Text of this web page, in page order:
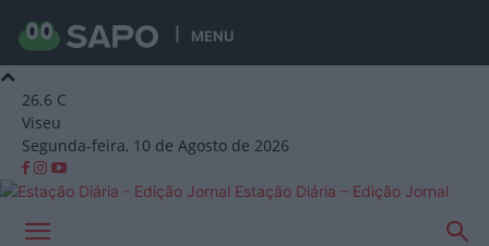
MENU
26.6 C
Viseu
Segunda-feira, 10 de Agosto de 2026
Estação Diária – Edição Jornal